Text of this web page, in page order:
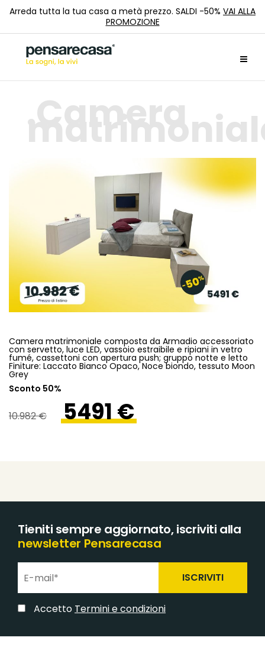
Arreda tutta la tua casa a metà prezzo. SALDI -50% VAI ALLA
PROMOZIONE
Camera
Camera matrimoniale composta da Armadio accessoriato
con servetto, luce LED, vassoio estraibile e ripiani in vetro
fumé, cassettoni con apertura push; gruppo notte e letto
Finiture: Laccato Bianco Opaco, Noce biondo, tessuto Moon
Grey
Sconto 50%
10.982 € 5491 €
Tieniti sempre aggiornato, iscriviti alla
newsletter Pensarecasa
ISCRIVITI
Accetto Termini e condizioni